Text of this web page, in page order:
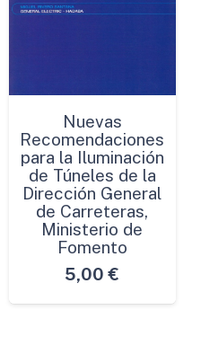
Nuevas
Recomendaciones
para la Iluminación
de Túneles de la
Dirección General
de Carreteras,
Ministerio de
Fomento
5,00 €